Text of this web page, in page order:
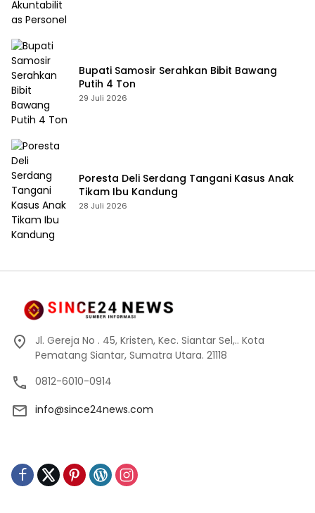
Bupati Samosir Serahkan Bibit Bawang
Putih 4 Ton
29 Juli 2026
Poresta Deli Serdang Tangani Kasus Anak
Tikam Ibu Kandung
28 Juli 2026
Jl. Gereja No . 45, Kristen, Kec. Siantar Sel,.. Kota
Pematang Siantar, Sumatra Utara. 21118
0812-6010-0914
info@since24news.com